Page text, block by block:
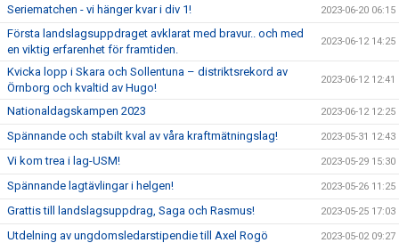
Seriematchen - vi hänger kvar i div 1! 2023-06-20 06:15
Första landslagsuppdraget avklarat med bravur.. och med
en viktig erfarenhet för framtiden.
2023-06-12 14:25
Kvicka lopp i Skara och Sollentuna – distriktsrekord av
Örnborg och kvaltid av Hugo!
2023-06-12 12:41
Nationaldagskampen 2023 2023-06-12 12:25
Spännande och stabilt kval av våra kraftmätningslag! 2023-05-31 12:43
Vi kom trea i lag-USM! 2023-05-29 15:30
Spännande lagtävlingar i helgen! 2023-05-26 11:25
Grattis till landslagsuppdrag, Saga och Rasmus! 2023-05-25 17:03
Utdelning av ungdomsledarstipendie till Axel Rogö 2023-05-02 09:27